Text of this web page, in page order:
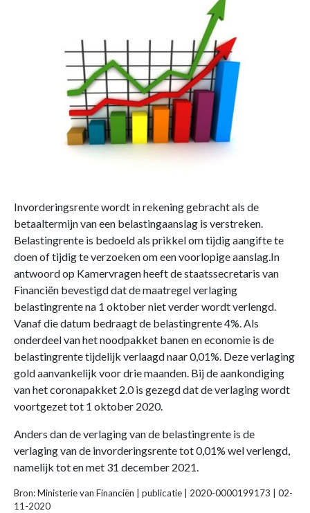
Invorderingsrente wordt in rekening gebracht als de
betaaltermijn van een belastingaanslag is verstreken.
Belastingrente is bedoeld als prikkel om tijdig aangifte te
doen of tijdig te verzoeken om een voorlopige aanslag.In
antwoord op Kamervragen heeft de staatssecretaris van
Financiën bevestigd dat de maatregel verlaging
belastingrente na 1 oktober niet verder wordt verlengd.
Vanaf die datum bedraagt de belastingrente 4%. Als
onderdeel van het noodpakket banen en economie is de
belastingrente tijdelijk verlaagd naar 0,01%. Deze verlaging
gold aanvankelijk voor drie maanden. Bij de aankondiging
van het coronapakket 2.0 is gezegd dat de verlaging wordt
voortgezet tot 1 oktober 2020.
Anders dan de verlaging van de belastingrente is de
verlaging van de invorderingsrente tot 0,01% wel verlengd,
namelijk tot en met 31 december 2021.
Bron: Ministerie van Financiën | publicatie | 2020-0000199173 | 02-
11-2020